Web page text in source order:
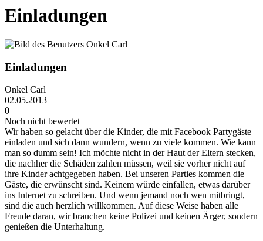
Einladungen
Einladungen
Onkel Carl
02.05.2013
0
Noch nicht bewertet
Wir haben so gelacht über die Kinder, die mit Facebook Partygäste
einladen und sich dann wundern, wenn zu viele kommen. Wie kann
man so dumm sein! Ich möchte nicht in der Haut der Eltern stecken,
die nachher die Schäden zahlen müssen, weil sie vorher nicht auf
ihre Kinder achtgegeben haben. Bei unseren Parties kommen die
Gäste, die erwünscht sind. Keinem würde einfallen, etwas darüber
ins Internet zu schreiben. Und wenn jemand noch wen mitbringt,
sind die auch herzlich willkommen. Auf diese Weise haben alle
Freude daran, wir brauchen keine Polizei und keinen Ärger, sondern
genießen die Unterhaltung.